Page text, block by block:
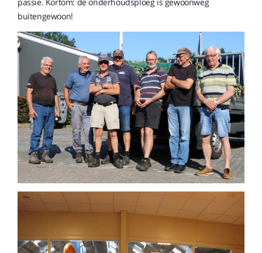
buitengewoon!